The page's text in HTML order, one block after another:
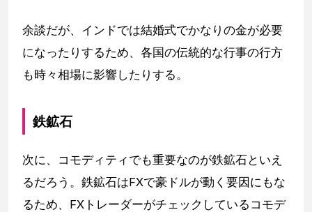
余談だが、インドでは結婚式でかなりの金が必要
になったりするため、各国の伝統的な行事の行方
も時々相場に影響したりする。
鉄鉱石
次に、コモディティでも重要なのが鉄鉱石といえ
るだろう。鉄鉱石はFXで豪ドルが動く要因にもな
るため、FXトレーダーがチェックしているコモデ